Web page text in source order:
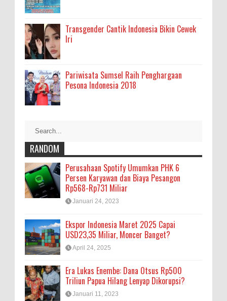
Transgender Cantik Indonesia Bikin Cewek
Iri
Pariwisata Sumsel Raih Penghargaan
Pesona Indonesia 2018
RANDOM
Perusahaan Spotify Umumkan PHK 6
Persen Karyawan dan Biaya Pesangon
Rp568-Rp731 Miliar
Januari 24, 2023
Ekspor Indonesia Maret 2025 Capai
USD23,35 Miliar, Moncer Banget?
April 24, 2025
Era Lukas Enembe: Dana Otsus Rp500
Triliun Papua Hilang Lenyap Dikorupsi?
Januari 11, 2023